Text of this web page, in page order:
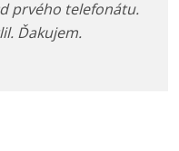
prvého telefonátu.
Ďakujem.